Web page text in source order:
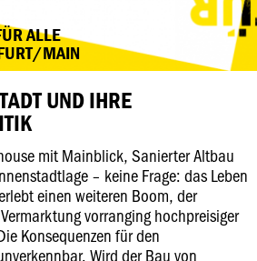
ALLE
MAIN
UND IHRE
mit Mainblick, Sanierter Altbau
– keine Frage: das Leben
einen weiteren Boom, der
vorranging hochpreisiger
Konsequenzen für den
Wird der Bau von